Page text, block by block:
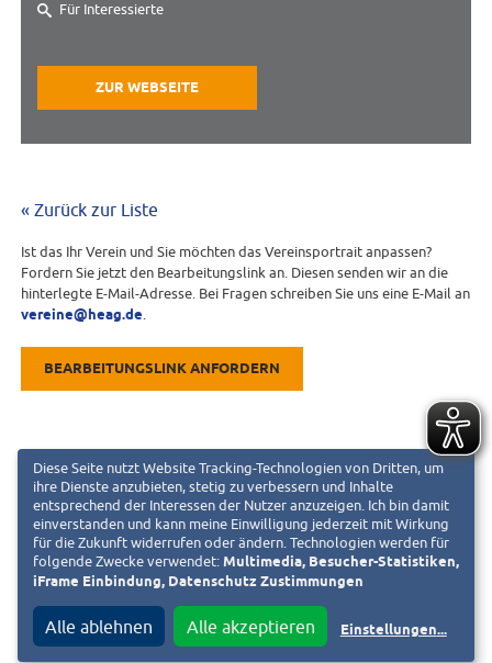
Für Interessierte
ZUR WEBSEITE
« Zurück zur Liste
Ist das Ihr Verein und Sie möchten das Vereinsportrait anpassen?
Fordern Sie jetzt den Bearbeitungslink an. Diesen senden wir an die
hinterlegte E-Mail-Adresse. Bei Fragen schreiben Sie uns eine E-Mail an
vereine@heag.de
BEARBEITUNGSLINK ANFORDERN
Diese Seite nutzt Website Tracking-Technologien von Dritten, um
ihre Dienste anzubieten, stetig zu verbessern und Inhalte
entsprechend der Interessen der Nutzer anzuzeigen. Ich bin damit
einverstanden und kann meine Einwilligung jederzeit mit Wirkung
für die Zukunft widerrufen oder ändern. Technologien werden für
folgende Zwecke verwendet: Multimedia, Besucher-Statistiken,
iFrame Einbindung, Datenschutz Zustimmungen
Alle ablehnen Alle akzeptieren Einstellungen...